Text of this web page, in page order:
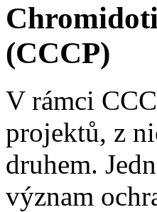
(CCCP)
V rámci
projektů, z
druhem.
význam